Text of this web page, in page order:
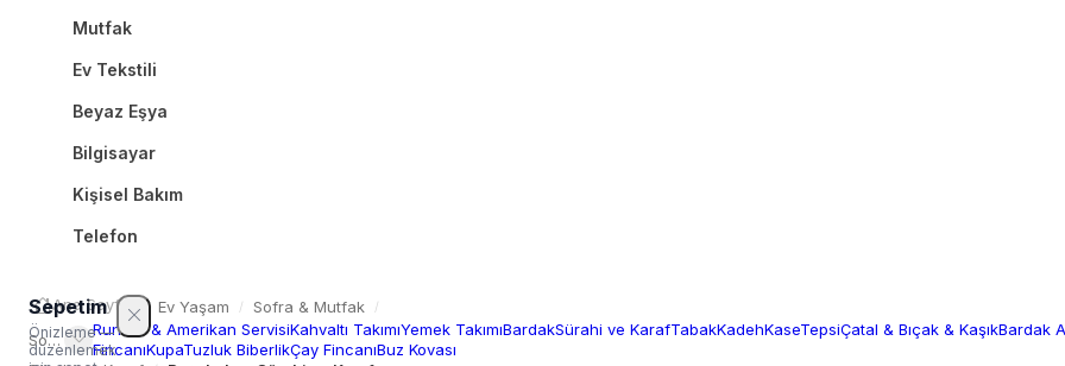
Mutfak
Ev Tekstili
Beyaz Eşya
Bilgisayar
Kişisel Bakım
Telefon
Sepetim
Önizleme —
düzenlemek
Ana Sayfa / Ev Yaşam / Sofra & Mutfak /
Sofra
Runner & Amerikan ServisiKahvaltı TakımıYemek TakımıBardakSürahi ve KarafTabakKadehKaseTepsiÇatal & Bıçak & KaşıkBardak
FincanıKupaTuzluk BiberlikÇay FincanıBuz Kovası